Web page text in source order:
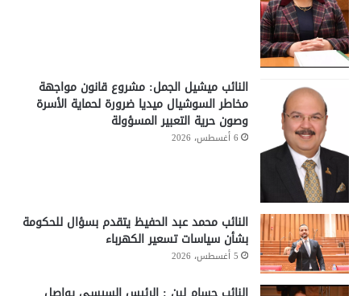
النائب ميشيل الجمل: مشروع قانون مواجهة
مخاطر السوشيال ميديا ضرورة لحماية الأسرة
وصون حرية التعبير المسؤولة
6 أغسطس، 2026
النائب محمد عبد الحفيظ يتقدم بسؤال للحكومة
بشأن سياسات تسعير الكهرباء
5 أغسطس، 2026